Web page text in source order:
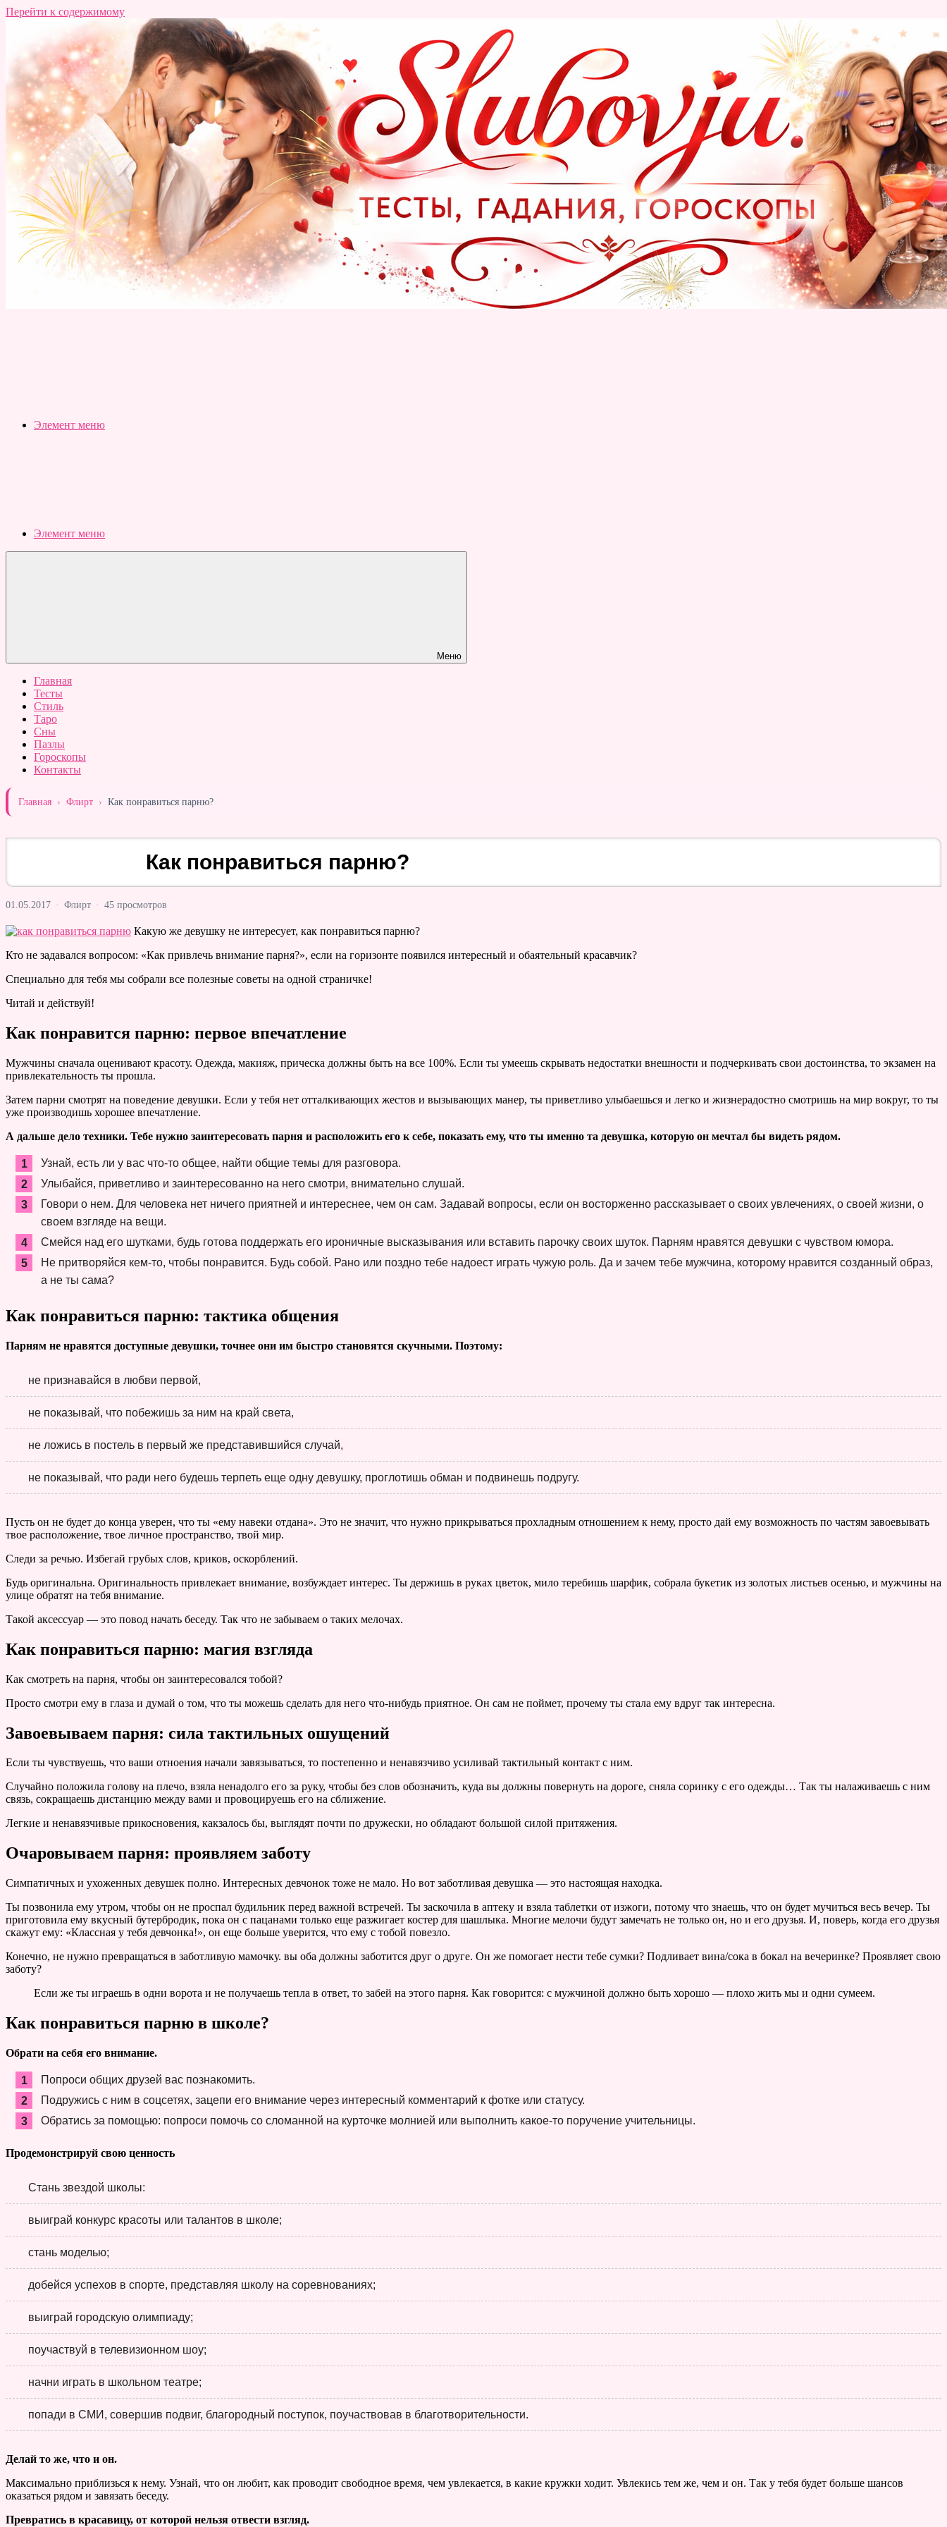
Перейти к содержимому
Элемент меню
Элемент меню
Меню
Главная
Тесты
Стиль
Таро
Сны
Пазлы
Гороскопы
Контакты
Главная › Флирт › Как понравиться парню?
Как понравиться парню?
01.05.2017 · Флирт · 45 просмотров
Какую же девушку не интересует, как понравиться парню?
Кто не задавался вопросом: «Как привлечь внимание парня?», если на горизонте появился интересный и обаятельный красавчик?
Специально для тебя мы собрали все полезные советы на одной страничке!
Читай и действуй!
Как понравится парню: первое впечатление
Мужчины сначала оценивают красоту. Одежда, макияж, прическа должны быть на все 100%. Если ты умеешь скрывать недостатки внешности и подчеркивать свои достоинства, то экзамен на
привлекательность ты прошла.
Затем парни смотрят на поведение девушки. Если у тебя нет отталкивающих жестов и вызывающих манер, ты приветливо улыбаешься и легко и жизнерадостно смотришь на мир вокруг, то ты
уже производишь хорошее впечатление.
А дальше дело техники. Тебе нужно заинтересовать парня и расположить его к себе, показать ему, что ты именно та девушка, которую он мечтал бы видеть рядом.
Узнай, есть ли у вас что-то общее, найти общие темы для разговора.
Улыбайся, приветливо и заинтересованно на него смотри, внимательно слушай.
Говори о нем. Для человека нет ничего приятней и интереснее, чем он сам. Задавай вопросы, если он восторженно рассказывает о своих увлечениях, о своей жизни, о
своем взгляде на вещи.
Смейся над его шутками, будь готова поддержать его ироничные высказывания или вставить парочку своих шуток. Парням нравятся девушки с чувством юмора.
Не притворяйся кем-то, чтобы понравится. Будь собой. Рано или поздно тебе надоест играть чужую роль. Да и зачем тебе мужчина, которому нравится созданный образ,
а не ты сама?
Как понравиться парню: тактика общения
Парням не нравятся доступные девушки, точнее они им быстро становятся скучными. Поэтому:
не признавайся в любви первой,
не показывай, что побежишь за ним на край света,
не ложись в постель в первый же представившийся случай,
не показывай, что ради него будешь терпеть еще одну девушку, проглотишь обман и подвинешь подругу.
Пусть он не будет до конца уверен, что ты «ему навеки отдана». Это не значит, что нужно прикрываться прохладным отношением к нему, просто дай ему возможность по частям завоевывать
твое расположение, твое личное пространство, твой мир.
Следи за речью. Избегай грубых слов, криков, оскорблений.
Будь оригинальна. Оригинальность привлекает внимание, возбуждает интерес. Ты держишь в руках цветок, мило теребишь шарфик, собрала букетик из золотых листьев осенью, и мужчины на
улице обратят на тебя внимание.
Такой аксессуар — это повод начать беседу. Так что не забываем о таких мелочах.
Как понравиться парню: магия взгляда
Как смотреть на парня, чтобы он заинтересовался тобой?
Просто смотри ему в глаза и думай о том, что ты можешь сделать для него что-нибудь приятное. Он сам не поймет, прочему ты стала ему вдруг так интересна.
Завоевываем парня: сила тактильных ошущений
Если ты чувствуешь, что ваши отноения начали завязываться, то постепенно и ненавязчиво усиливай тактильный контакт с ним.
Случайно положила голову на плечо, взяла ненадолго его за руку, чтобы без слов обозначить, куда вы должны повернуть на дороге, сняла соринку с его одежды… Так ты налаживаешь с ним
связь, сокращаешь дистанцию между вами и провоцируешь его на сближение.
Легкие и ненавязчивые прикосновения, какзалось бы, выглядят почти по дружески, но обладают большой силой притяжения.
Очаровываем парня: проявляем заботу
Симпатичных и ухоженных девушек полно. Интересных девчонок тоже не мало. Но вот заботливая девушка — это настоящая находка.
Ты позвонила ему утром, чтобы он не проспал будильник перед важной встречей. Ты заскочила в аптеку и взяла таблетки от изжоги, потому что знаешь, что он будет мучиться весь вечер. Ты
приготовила ему вкусный бутербродик, пока он с пацанами только еще разжигает костер для шашлыка. Многие мелочи будут замечать не только он, но и его друзья. И, поверь, когда его друзья
скажут ему: «Классная у тебя девчонка!», он еще больше уверится, что ему с тобой повезло.
Конечно, не нужно превращаться в заботливую мамочку. вы оба должны заботится друг о друге. Он же помогает нести тебе сумки? Подливает вина/сока в бокал на вечеринке? Проявляет свою
заботу?
Если же ты играешь в одни ворота и не получаешь тепла в ответ, то забей на этого парня. Как говорится: с мужчиной должно быть хорошо — плохо жить мы и одни сумеем.
Как понравиться парню в школе?
Обрати на себя его внимание.
Попроси общих друзей вас познакомить.
Подружись с ним в соцсетях, зацепи его внимание через интересный комментарий к фотке или статусу.
Обратись за помощью: попроси помочь со сломанной на курточке молнией или выполнить какое-то поручение учительницы.
Продемонстрируй свою ценность
Стань звездой школы:
выиграй конкурс красоты или талантов в школе;
стань моделью;
добейся успехов в спорте, представляя школу на соревнованиях;
выиграй городскую олимпиаду;
поучаствуй в телевизионном шоу;
начни играть в школьном театре;
попади в СМИ, совершив подвиг, благородный поступок, поучаствовав в благотворительности.
Делай то же, что и он.
Максимально приблизься к нему. Узнай, что он любит, как проводит свободное время, чем увлекается, в какие кружки ходит. Увлекись тем же, чем и он. Так у тебя будет больше шансов
оказаться рядом и завязать беседу.
Превратись в красавицу, от которой нельзя отвести взгляд.